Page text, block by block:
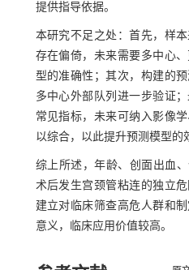
提供指导依据。
本研究不足之处：首先，样
存在偏倚，未来需要多中心
型的准确性；其次，构建的
多中心外部队列进一步验证
常见指标，未来可纳入影像
以综合，以此提升预测模型的
综上所述，年龄、创面出血
术后发生宫颈管粘连的独立
建立对临床筛查高危人群和
意义，临床应用价值较高。